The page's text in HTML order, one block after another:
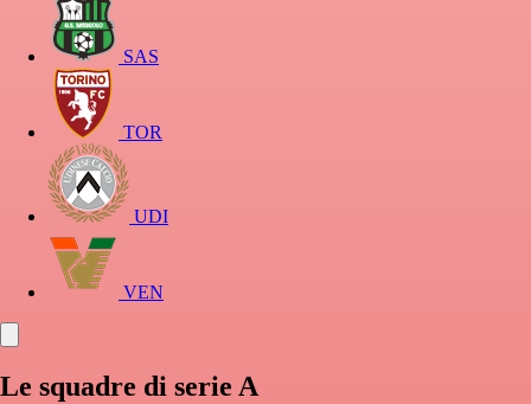
SAS
TOR
UDI
VEN
Le squadre di serie A